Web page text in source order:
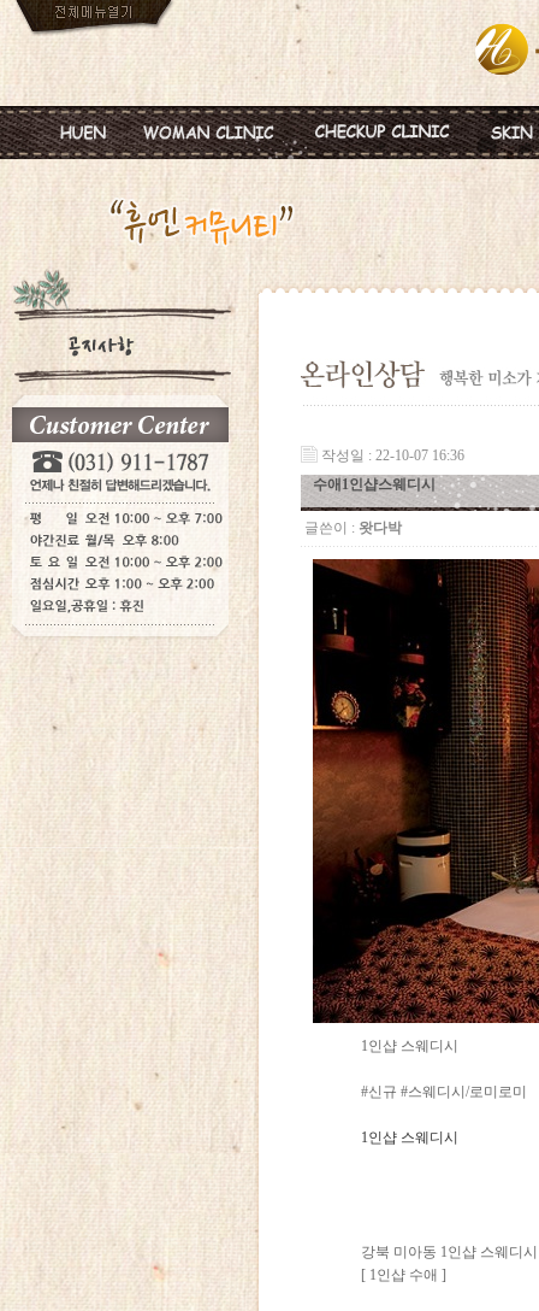
진료안내
진료시간
병원둘러보기
찾아오시는길
피임
월경이상
질염 및 성병
갱년기 및 폐경
여성성형
혈액종합검진
미혼여성검진
초기임신검진
작성일 : 22-10-07 16:36
수애1인샵스웨디시
글쓴이 : 왓다박
1인샵 스웨디시
#신규 #스웨디시/로미로미
1인샵 스웨디시
강북 미아동 1인샵 스웨디시
[ 1인샵 수애 ]